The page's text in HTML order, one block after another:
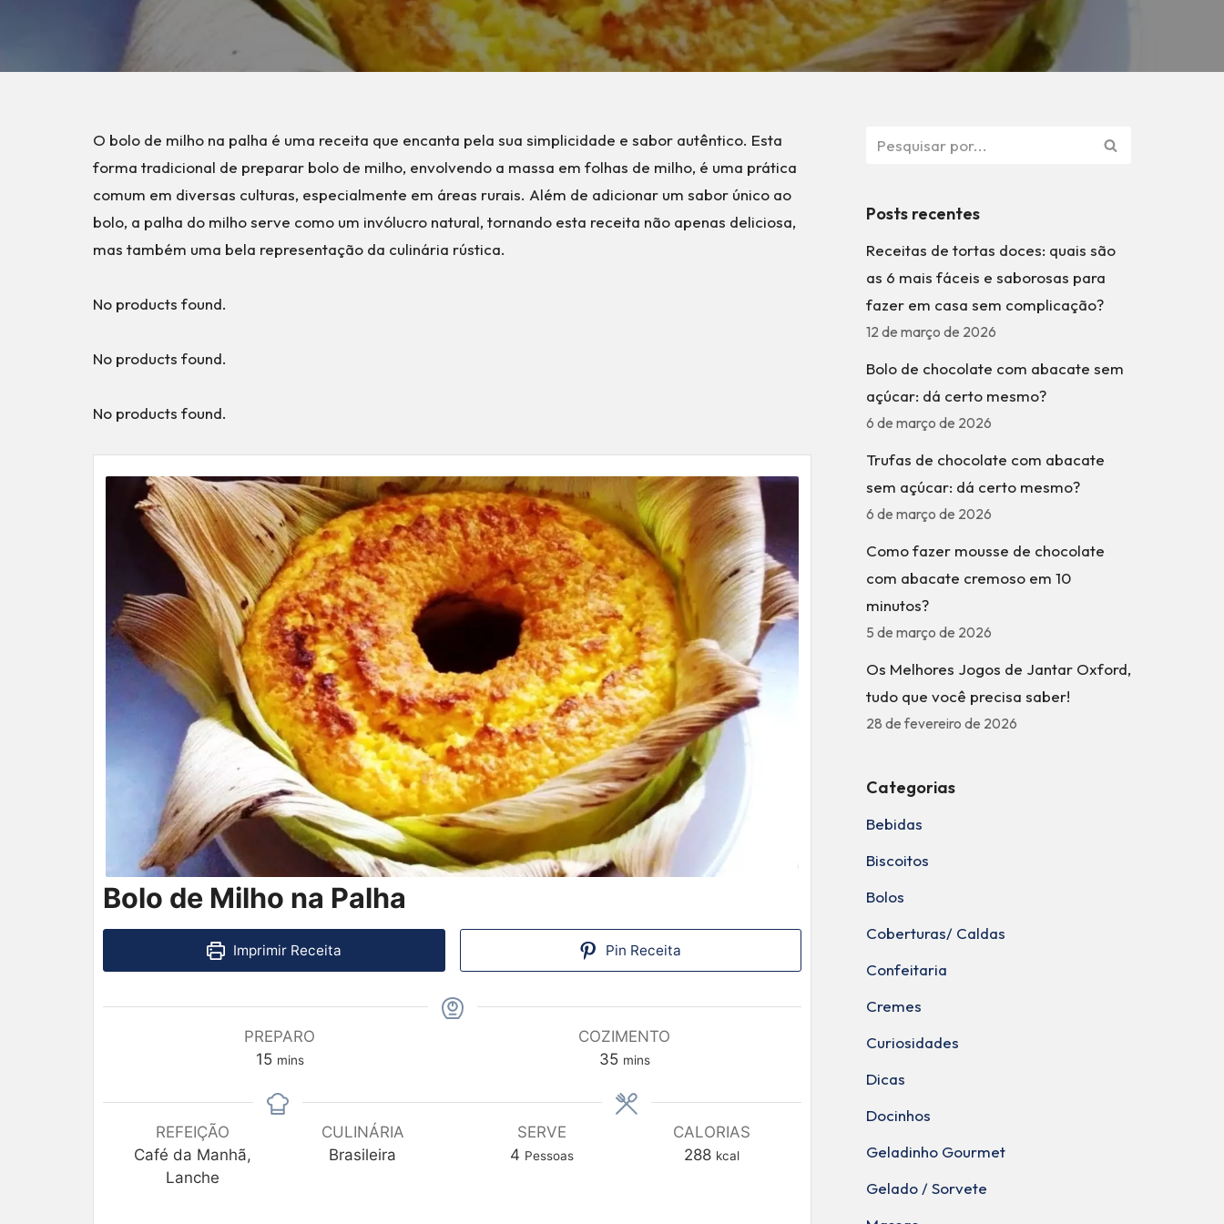
O bolo de milho na palha é uma receita que encanta pela sua simplicidade e sabor autêntico. Esta
forma tradicional de preparar bolo de milho, envolvendo a massa em folhas de milho, é uma prática
comum em diversas culturas, especialmente em áreas rurais. Além de adicionar um sabor único ao
bolo, a palha do milho serve como um invólucro natural, tornando esta receita não apenas deliciosa,
mas também uma bela representação da culinária rústica.
No products found.
No products found.
No products found.
Bolo de Milho na Palha
Imprimir Receita Pin Receita
PREPARO
15 mins
COZIMENTO
35 mins
REFEIÇÃO
Café da Manhã,
Lanche
CULINÁRIA
Brasileira
SERVE
4 Pessoas
CALORIAS
288 kcal
Posts recentes
Receitas de tortas doces: quais são
as 6 mais fáceis e saborosas para
fazer em casa sem complicação?
12 de março de 2026
Bolo de chocolate com abacate sem
açúcar: dá certo mesmo?
6 de março de 2026
Trufas de chocolate com abacate
sem açúcar: dá certo mesmo?
6 de março de 2026
Como fazer mousse de chocolate
com abacate cremoso em 10
minutos?
5 de março de 2026
Os Melhores Jogos de Jantar Oxford,
tudo que você precisa saber!
28 de fevereiro de 2026
Categorias
Bebidas
Biscoitos
Bolos
Coberturas/ Caldas
Confeitaria
Cremes
Curiosidades
Dicas
Docinhos
Geladinho Gourmet
Gelado / Sorvete